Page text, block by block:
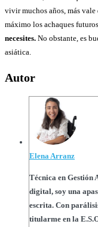
vivir muchos años, más vale
máximo los achaques
necesites. No obstante, es
asiática.
Autor
Elena Arranz
Técnica en Gestión
digital, soy una
escrita. Con
titularme en la